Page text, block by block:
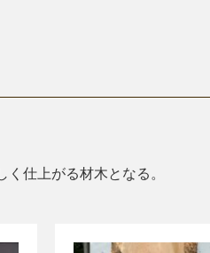
仕上がる材木となる。